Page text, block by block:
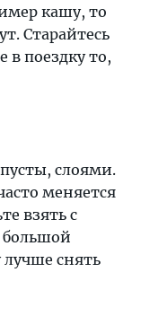
кашу, то
Старайтесь
в поездку то,
слоями.
меняется
взять с
лучше снять